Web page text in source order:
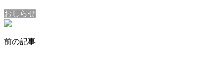
おしらせ
前の記事